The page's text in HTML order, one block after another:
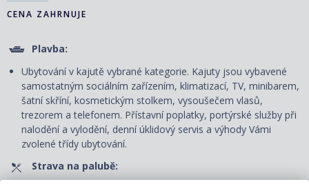
CENA ZAHRNUJE
Plavba:
Ubytování v kajutě vybrané kategorie. Kajuty jsou vybavené
samostatným sociálním zařízením, klimatizací, TV, minibarem,
šatní skříní, kosmetickým stolkem, vysoušečem vlasů,
trezorem a telefonem. Přístavní poplatky, portýrské služby při
nalodění a vylodění, denní úklidový servis a výhody Vámi
zvolené třídy ubytování.
Strava na palubě: